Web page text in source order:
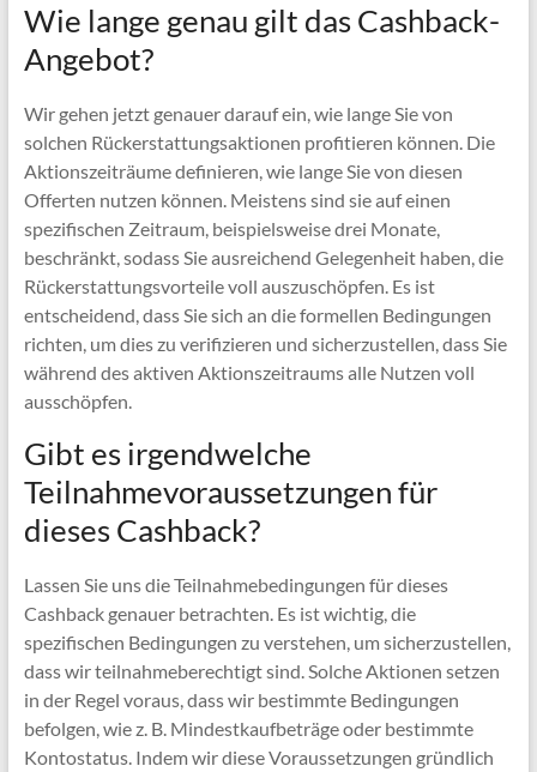
Wie lange genau gilt das Cashback-
Angebot?
Wir gehen jetzt genauer darauf ein, wie lange Sie von
solchen Rückerstattungsaktionen profitieren können. Die
Aktionszeiträume definieren, wie lange Sie von diesen
Offerten nutzen können. Meistens sind sie auf einen
spezifischen Zeitraum, beispielsweise drei Monate,
beschränkt, sodass Sie ausreichend Gelegenheit haben, die
Rückerstattungsvorteile voll auszuschöpfen. Es ist
entscheidend, dass Sie sich an die formellen Bedingungen
richten, um dies zu verifizieren und sicherzustellen, dass Sie
während des aktiven Aktionszeitraums alle Nutzen voll
ausschöpfen.
Gibt es irgendwelche
Teilnahmevoraussetzungen für
dieses Cashback?
Lassen Sie uns die Teilnahmebedingungen für dieses
Cashback genauer betrachten. Es ist wichtig, die
spezifischen Bedingungen zu verstehen, um sicherzustellen,
dass wir teilnahmeberechtigt sind. Solche Aktionen setzen
in der Regel voraus, dass wir bestimmte Bedingungen
befolgen, wie z. B. Mindestkaufbeträge oder bestimmte
Kontostatus. Indem wir diese Voraussetzungen gründlich